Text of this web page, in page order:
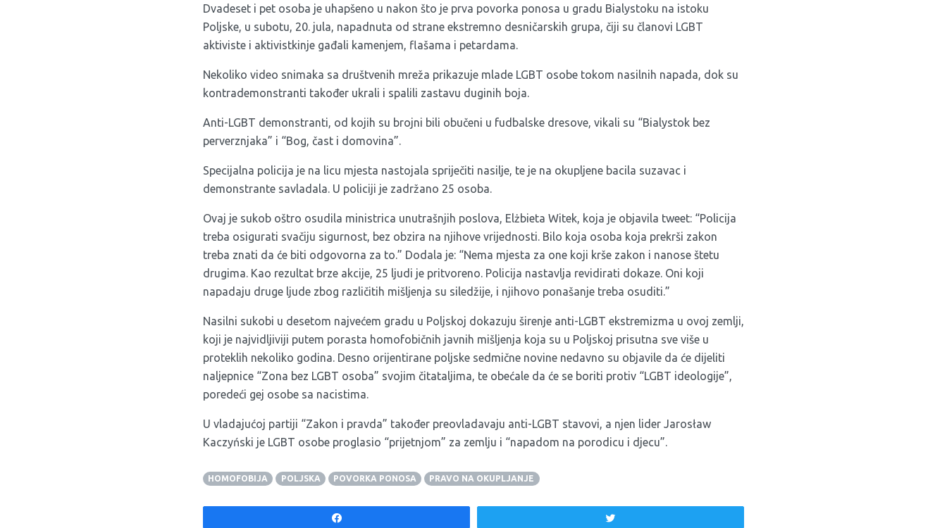
Dvadeset i pet osoba je uhapšeno u nakon što je prva povorka ponosa u gradu Bialystoku na istoku
Poljske, u subotu, 20. jula, napadnuta od strane ekstremno desničarskih grupa, čiji su članovi LGBT
aktiviste i aktivistkinje gađali kamenjem, flašama i petardama.
Nekoliko video snimaka sa društvenih mreža prikazuje mlade LGBT osobe tokom nasilnih napada, dok su
kontrademonstranti također ukrali i spalili zastavu duginih boja.
Anti-LGBT demonstranti, od kojih su brojni bili obučeni u fudbalske dresove, vikali su “Bialystok bez
perverznjaka” i “Bog, čast i domovina”.
Specijalna policija je na licu mjesta nastojala spriječiti nasilje, te je na okupljene bacila suzavac i
demonstrante savladala. U policiji je zadržano 25 osoba.
Ovaj je sukob oštro osudila ministrica unutrašnjih poslova, Elżbieta Witek, koja je objavila tweet: “Policija
treba osigurati svačiju sigurnost, bez obzira na njihove vrijednosti. Bilo koja osoba koja prekrši zakon
treba znati da će biti odgovorna za to.” Dodala je: “Nema mjesta za one koji krše zakon i nanose štetu
drugima. Kao rezultat brze akcije, 25 ljudi je pritvoreno. Policija nastavlja revidirati dokaze. Oni koji
napadaju druge ljude zbog različitih mišljenja su siledžije, i njihovo ponašanje treba osuditi.”
Nasilni sukobi u desetom najvećem gradu u Poljskoj dokazuju širenje anti-LGBT ekstremizma u ovoj zemlji,
koji je najvidljiviji putem porasta homofobičnih javnih mišljenja koja su u Poljskoj prisutna sve više u
proteklih nekoliko godina. Desno orijentirane poljske sedmične novine nedavno su objavile da će dijeliti
naljepnice “Zona bez LGBT osoba” svojim čitataljima, te obećale da će se boriti protiv “LGBT ideologije”,
poredeći gej osobe sa nacistima.
U vladajućoj partiji “Zakon i pravda” također preovladavaju anti-LGBT stavovi, a njen lider Jarosław
Kaczyński je LGBT osobe proglasio “prijetnjom” za zemlju i “napadom na porodicu i djecu”.
HOMOFOBIJA POLJSKA POVORKA PONOSA PRAVO NA OKUPLJANJE